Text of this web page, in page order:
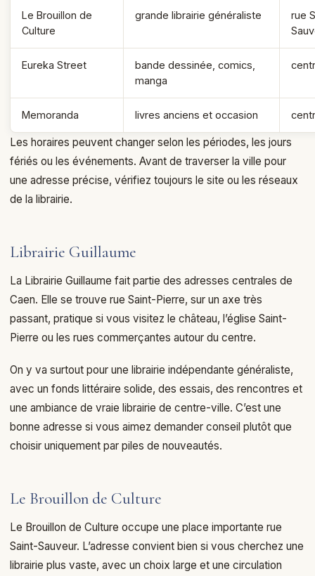
Le Brouillon de
Culture
grande librairie généraliste
rue
Eureka Street
bande dessinée, comics,
manga
Memoranda livres anciens et occasion
Les horaires peuvent changer selon les périodes, les jours
fériés ou les événements. Avant de traverser la ville pour
une adresse précise, vérifiez toujours le site ou les réseaux
de la librairie.
Librairie Guillaume
La Librairie Guillaume fait partie des adresses centrales de
Caen. Elle se trouve rue Saint-Pierre, sur un axe très
passant, pratique si vous visitez le château, l’église Saint-
Pierre ou les rues commerçantes autour du centre.
On y va surtout pour une librairie indépendante généraliste,
avec un fonds littéraire solide, des essais, des rencontres et
une ambiance de vraie librairie de centre-ville. C’est une
bonne adresse si vous aimez demander conseil plutôt que
choisir uniquement par piles de nouveautés.
Le Brouillon de Culture
Le Brouillon de Culture occupe une place importante rue
Saint-Sauveur. L’adresse convient bien si vous cherchez une
librairie plus vaste, avec un choix large et une circulation